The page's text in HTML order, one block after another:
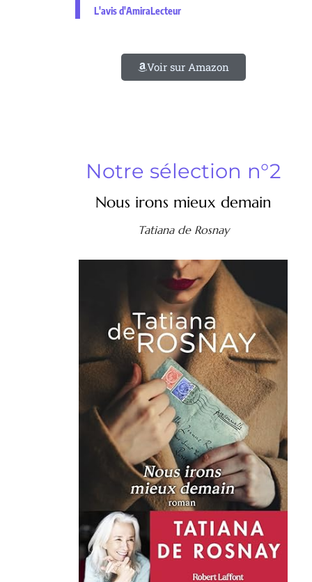
L'avis d'AmiraLecteur
Voir sur Amazon
Notre sélection n°2
Nous irons mieux demain
Tatiana de Rosnay